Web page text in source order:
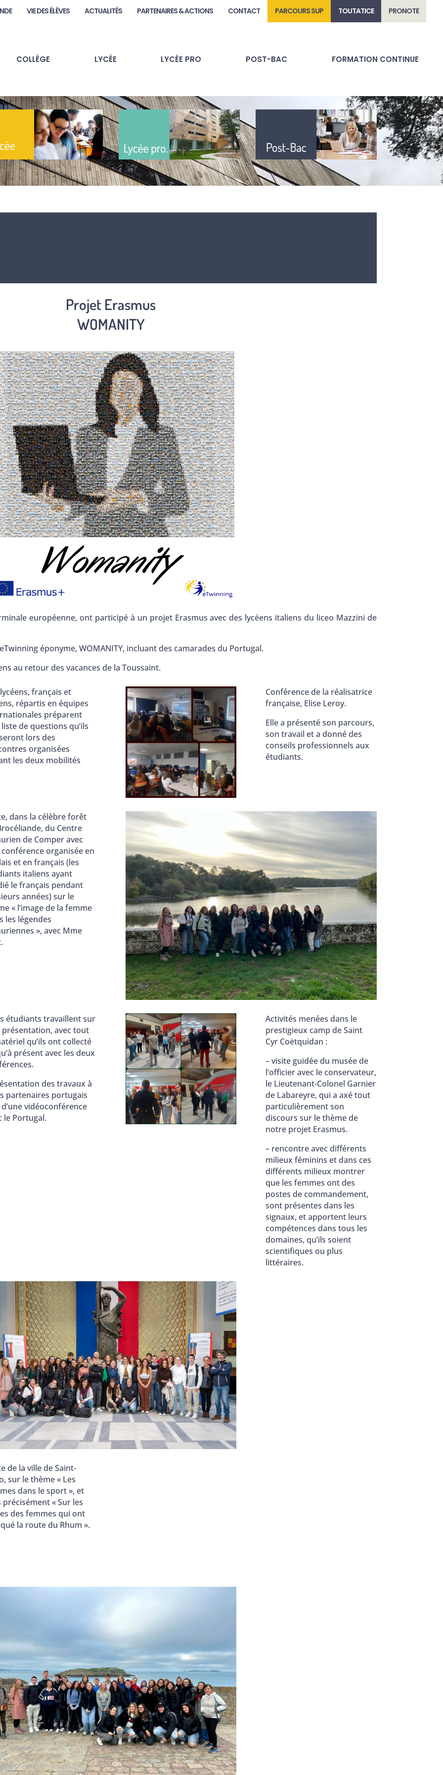
VIE DES ÉLÈVES ACTUALITÉS PARTENAIRES & ACTIONS CONTACT PARCOURS SUP TOUTATICE PRONOTE
COLLÈGE LYCÉE LYCÉE PRO POST-BAC FORMATION CONTINUE
Projet Erasmus
WOMANITY
européenne, ont participé à un projet Erasmus avec des lycéens italiens du liceo Mazzini de
éponyme, WOMANITY, incluant des camarades du Portugal.
au retour des vacances de la Toussaint.
français et
répartis en équipes
préparent
de questions qu’ils
lors des
organisées
les deux mobilités
Conférence de la réalisatrice
française, Elise Leroy.
Elle a présenté son parcours,
son travail et a donné des
conseils professionnels aux
étudiants.
dans la célèbre forêt
du Centre
de Comper avec
organisée en
et en français (les
italiens ayant
le français pendant
années) sur le
« l’image de la femme
les légendes
», avec Mme
étudiants travaillent sur
avec tout
qu’ils ont collecté
présent avec les deux
des travaux à
partenaires portugais
vidéoconférence
le Portugal.
Activités menées dans le
prestigieux camp de Saint
Cyr Coëtquidan :
– visite guidée du musée de
l’officier avec le conservateur,
le Lieutenant-Colonel Garnier
de Labareyre, qui a axé tout
particulièrement son
discours sur le thème de
notre projet Erasmus.
– rencontre avec différents
milieux féminins et dans ces
différents milieux montrer
que les femmes ont des
postes de commandement,
sont présentes dans les
signaux, et apportent leurs
compétences dans tous les
domaines, qu’ils soient
scientifiques ou plus
littéraires.
de la ville de Saint-
sur le thème « Les
dans le sport », et
précisément « Sur les
des femmes qui ont
la route du Rhum ».